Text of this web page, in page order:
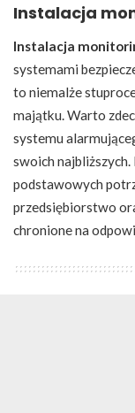
Instalacja
Instalacja
systemami
to niemalże
majątku. Warto
systemu
swoich
podstawowych
przedsiębiorstwo
chronione na